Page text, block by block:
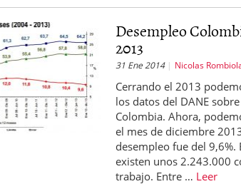
Desempleo
2013
31 Ene 2014 Nicolas
Cerrando el 2013
los datos del DANE
Colombia. Ahora,
el mes de diciembre
desempleo fue del 9,6%.
existen unos 2.243.000
trabajo. Entre … Leer